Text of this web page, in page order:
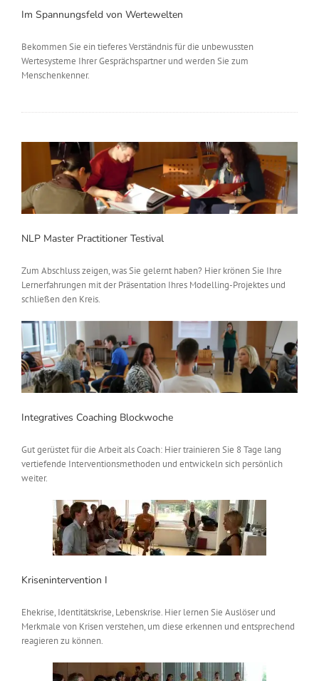
Im Spannungsfeld von Wertewelten
Bekommen Sie ein tieferes Verständnis für die unbewussten
Wertesysteme Ihrer Gesprächspartner und werden Sie zum
Menschenkenner.
NLP Master Practitioner Testival
Zum Abschluss zeigen, was Sie gelernt haben? Hier krönen Sie Ihre
Lernerfahrungen mit der Präsentation Ihres Modelling-Projektes und
schließen den Kreis.
Integratives Coaching Blockwoche
Gut gerüstet für die Arbeit als Coach: Hier trainieren Sie 8 Tage lang
vertiefende Interventionsmethoden und entwickeln sich persönlich
weiter.
Krisenintervention I
Ehekrise, Identitätskrise, Lebenskrise. Hier lernen Sie Auslöser und
Merkmale von Krisen verstehen, um diese erkennen und entsprechend
reagieren zu können.